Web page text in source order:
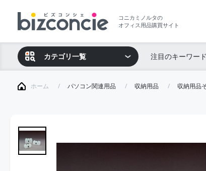
コニカミノルタの
オフィス用品購買サイト
カテゴリ一覧 注目のキーワード
ホーム パソコン関連用品 収納用品 収納用品